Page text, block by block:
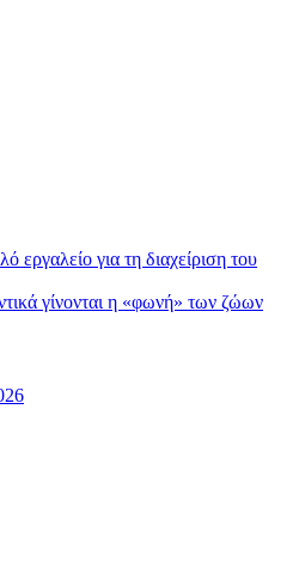
εργαλείο για τη διαχείριση του
γίνονται η «φωνή» των ζώων